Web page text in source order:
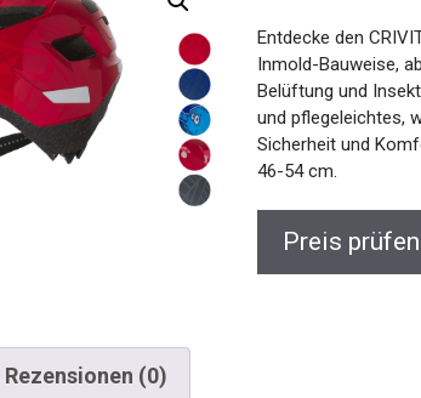
Entdecke den
Inmold-Bauweise,
Belüftung und
Passform und
Innenfutter bieten
Kopfumfänge von
Preis prüfen
Rezensionen (0)
Schaue dir jetzt die